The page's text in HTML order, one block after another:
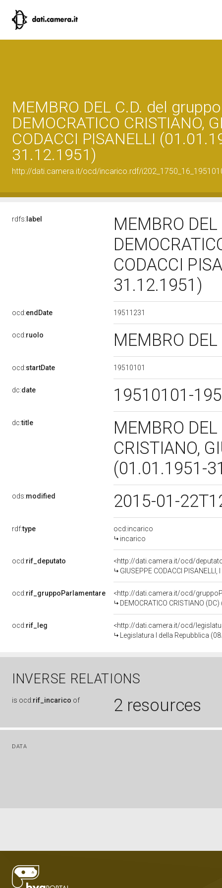
MEMBRO DEL C.D. del gruppo
DEMOCRATICO CRISTIANO,
CODACCI PISANELLI
31.12.1951)
http://dati.camera.it/ocd/incarico.rdf/
rdfs: label
MEMBRO
CODACCI
31.12.1951)
ocd:endDate 19511231
ocd:ruolo MEMBRO
ocd:startDate 19510101
dc:date 19510101-
dc:title
MEMBRO
CRISTIANO,
(01.01.1951-
ods:modified 2015-01-
rdf:type
ocd:incarico
incarico
ocd:rif_deputato
<http://dati.camera.it/ocd/
GIUSEPPE CODACCI
ocd:rif_gruppoParlamentare
<http://dati.camera.it/ocd/
DEMOCRATICO CRISTIANO
ocd:rif_leg
<http://dati.camera.it/ocd/
Legislatura I della Repubblica
INVERSE RELATIONS
is ocd:rif_incarico of 2 resources
DATA